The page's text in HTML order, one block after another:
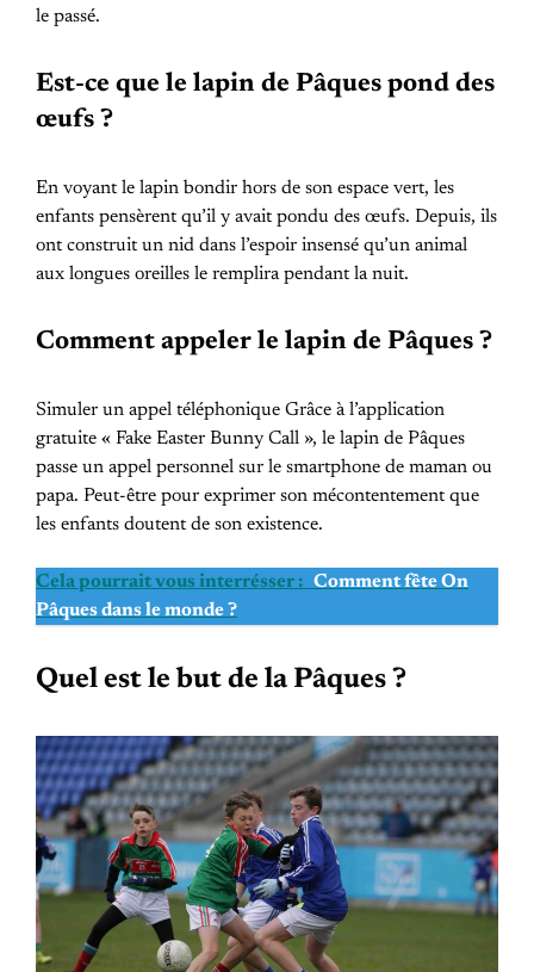
le passé.
Est-ce que le lapin de Pâques pond des
œufs ?
En voyant le lapin bondir hors de son espace vert, les
enfants pensèrent qu’il y avait pondu des œufs. Depuis, ils
ont construit un nid dans l’espoir insensé qu’un animal
aux longues oreilles le remplira pendant la nuit.
Comment appeler le lapin de Pâques ?
Simuler un appel téléphonique Grâce à l’application
gratuite « Fake Easter Bunny Call », le lapin de Pâques
passe un appel personnel sur le smartphone de maman ou
papa. Peut-être pour exprimer son mécontentement que
les enfants doutent de son existence.
Cela pourrait vous interrésser : Comment fête On
Pâques dans le monde ?
Quel est le but de la Pâques ?